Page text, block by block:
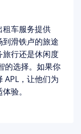
租车服务提供
滑铁卢的旅途
行还是休闲度
的选择。如果你
APL，让他们为
验。